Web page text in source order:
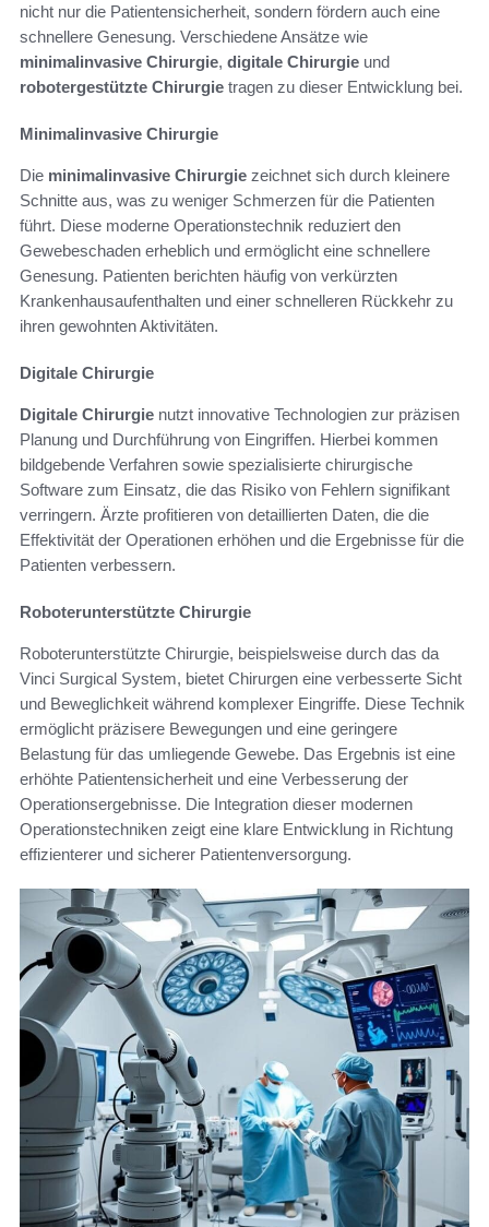
nicht nur die Patientensicherheit, sondern fördern auch eine
schnellere Genesung. Verschiedene Ansätze wie
minimalinvasive Chirurgie, digitale Chirurgie und
robotergestützte Chirurgie tragen zu dieser Entwicklung bei.
Minimalinvasive Chirurgie
Die minimalinvasive Chirurgie zeichnet sich durch kleinere
Schnitte aus, was zu weniger Schmerzen für die Patienten
führt. Diese moderne Operationstechnik reduziert den
Gewebeschaden erheblich und ermöglicht eine schnellere
Genesung. Patienten berichten häufig von verkürzten
Krankenhausaufenthalten und einer schnelleren Rückkehr zu
ihren gewohnten Aktivitäten.
Digitale Chirurgie
Digitale Chirurgie nutzt innovative Technologien zur präzisen
Planung und Durchführung von Eingriffen. Hierbei kommen
bildgebende Verfahren sowie spezialisierte chirurgische
Software zum Einsatz, die das Risiko von Fehlern signifikant
verringern. Ärzte profitieren von detaillierten Daten, die die
Effektivität der Operationen erhöhen und die Ergebnisse für die
Patienten verbessern.
Roboterunterstützte Chirurgie
Roboterunterstützte Chirurgie, beispielsweise durch das da
Vinci Surgical System, bietet Chirurgen eine verbesserte Sicht
und Beweglichkeit während komplexer Eingriffe. Diese Technik
ermöglicht präzisere Bewegungen und eine geringere
Belastung für das umliegende Gewebe. Das Ergebnis ist eine
erhöhte Patientensicherheit und eine Verbesserung der
Operationsergebnisse. Die Integration dieser modernen
Operationstechniken zeigt eine klare Entwicklung in Richtung
effizienterer und sicherer Patientenversorgung.